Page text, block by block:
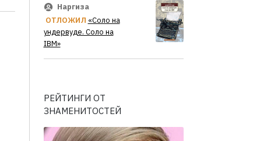
Наргиза
ОТЛОЖИЛ «Соло на
ундервуде. Соло на
IBM»
РЕЙТИНГИ ОТ
ЗНАМЕНИТОСТЕЙ